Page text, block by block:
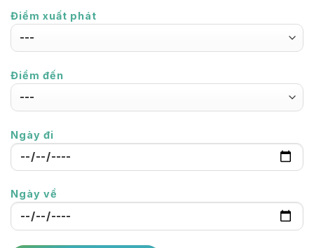
Điểm xuất phát
Điểm đến
Ngày đi
Ngày về